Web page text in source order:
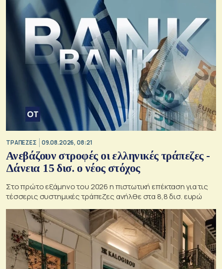
ΤΡΑΠΕΖΕΣ 09.08.2026, 08:21
Ανεβάζουν στροφές οι ελληνικές τράπεζες -
Δάνεια 15 δισ. ο νέος στόχος
Στο πρώτο εξάμηνο του 2026 η πιστωτική επέκταση για τις
τέσσερις συστημικές τράπεζες ανήλθε στα 8,8 δισ. ευρώ